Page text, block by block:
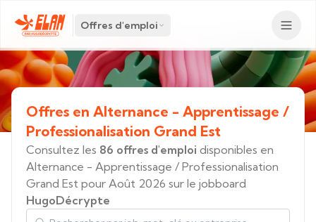
Offres d'emploi
Offres en Alternance - Apprentissage /
Professionalisation Grand Est
Consultez les 86 offres d'emploi disponibles en
Alternance - Apprentissage / Professionalisation
Grand Est pour Août 2026 sur le jobboard
HugoDécrypte
Rechercher par job, mot-clé ou entreprise